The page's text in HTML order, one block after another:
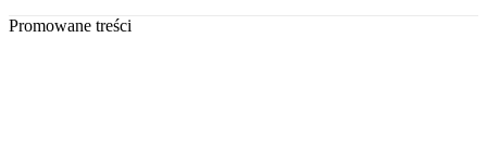
Promowane treści